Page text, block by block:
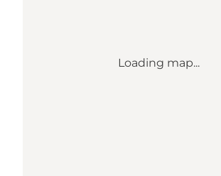
Loading map...